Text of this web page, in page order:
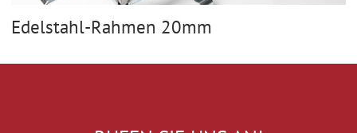
Edelstahl-Rahmen 20mm